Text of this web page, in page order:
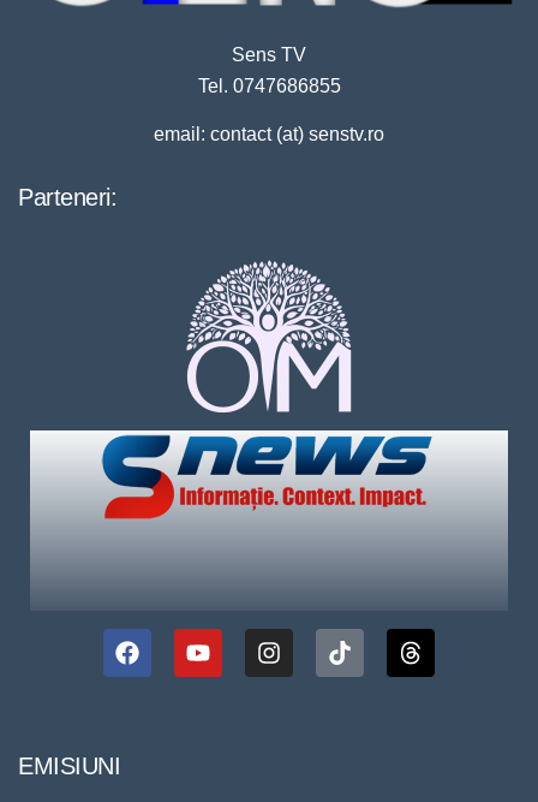
Sens TV
Tel. 0747686855
email: contact (at) senstv.ro
Parteneri:
EMISIUNI